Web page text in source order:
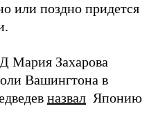
или поздно придется
Мария Захарова
Вашингтона в
назвал Японию